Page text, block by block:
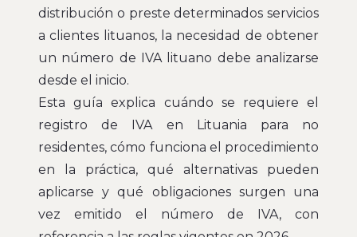
distribución o preste determinados servicios
a clientes lituanos, la necesidad de obtener
un número de IVA lituano debe analizarse
desde el inicio.
Esta guía explica cuándo se requiere el
registro de IVA en Lituania para no
residentes, cómo funciona el procedimiento
en la práctica, qué alternativas pueden
aplicarse y qué obligaciones surgen una
vez emitido el número de IVA, con